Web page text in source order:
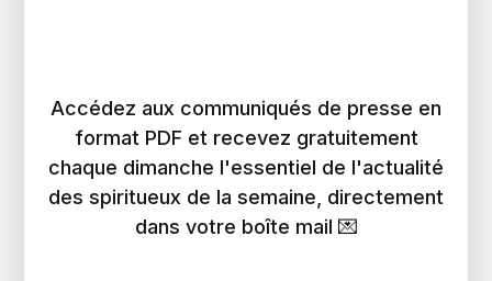
Accédez aux communiqués de presse en
format PDF et recevez gratuitement
chaque dimanche l'essentiel de l'actualité
des spiritueux de la semaine, directement
dans votre boîte mail 💌